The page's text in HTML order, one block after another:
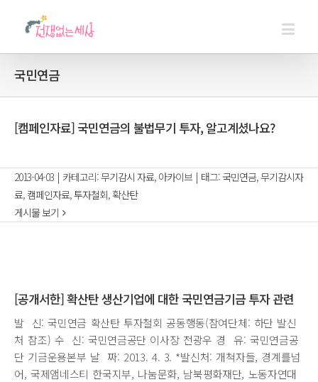
국민연금
[캠페인자료] 국민연금의 불법무기 투자, 알고계셨나요?
2013-04-03 | 카테고리:무기감시 자료, 아카이브 | 태그:국민연금,무기감시자
료, 캠페인자료,투자철회,확산탄
게시물 보기
[공개서한] 확산탄 생산기업에 대한 국민연금기금 투자 관련
발 신: 국민연금 확산탄 투자철회 공동행동(참여단체: 하단 발신
처 참조) 수 신: 국민연금공단 이사장 전광우 경 유: 국민연금공
단 기금운용본부 날 짜: 2013. 4. 3. *발신처: 개척자들, 경계를넘
어, 국제앰네스티 한국지부, 나눔문화, 남북평화재단, 노동자연대